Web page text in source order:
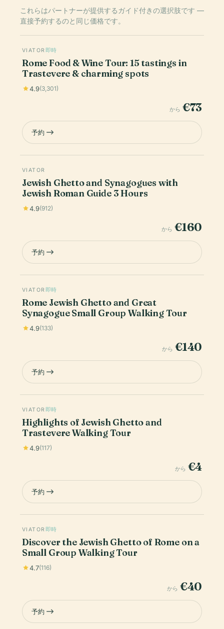
これらはパートナーが提供するガイド付きの選択肢です —
直接予約するのと同じ価格です。
VIATOR 即時
Rome Food & Wine Tour: 15 tastings in
Trastevere & charming spots
4.9(3,301)
から €73
予約
VIATOR
Jewish Ghetto and Synagogues with
Jewish Roman Guide 3 Hours
4.9(912)
から €160
予約
VIATOR 即時
Rome Jewish Ghetto and Great
Synagogue Small Group Walking Tour
4.9(133)
から €140
予約
VIATOR 即時
Highlights of Jewish Ghetto and
Trastevere Walking Tour
4.9(117)
から €4
予約
VIATOR 即時
Discover the Jewish Ghetto of Rome on a
Small Group Walking Tour
4.7(116)
から €40
予約